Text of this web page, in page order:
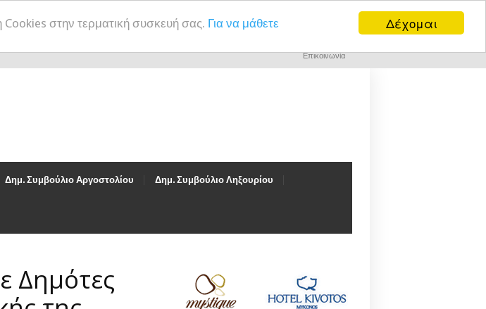
Δέχομαι
στην τερματική συσκευή σας. Για να μάθετε
Επικοινωνία
Δημ. Συμβούλιο Αργοστολίου Δημ. Συμβούλιο Ληξουρίου
Δημότες